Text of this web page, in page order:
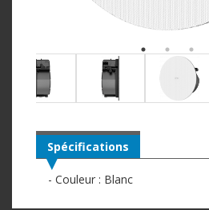
Spécifications
- Couleur : Blanc